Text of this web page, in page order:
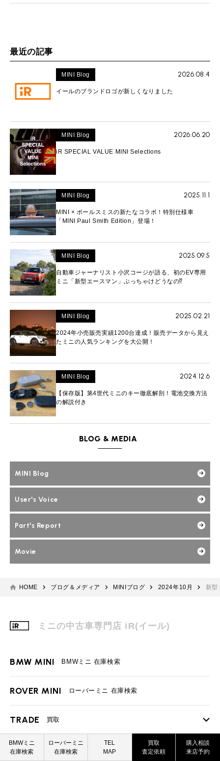
最近の記事
MINI Blog 2026.08.4
イールのブランドロゴが新しくなりました
MINI Blog 2026.06.20
iR SPECIAL VALUE MINI Selections
MINI Blog 2025.11.1
MINI × ポールスミスの新たなコラボ！特別仕様車
「MINI Paul Smith Edition」登場！
MINI Blog 2025.09.5
自動車ジャーナリスト小沢コージが語る、初のEV専用
ミニ「新型エースマン」ぶっちゃけどうなの⁉︎
MINI Blog 2025.02.21
2024年小売販売実績1200台達成！販売データから見え
たミニの人気ランキングを大公開！
MINI Blog 2024.12.6
【保存版】第4世代ミニのキー徹底解剖！電池交換方法
の解説付き
BLOG & MEDIA
MINI Blog
User's Voice
Part's Report
Movie
HOME ブログ＆メディア MINIブログ 2024年10月 新型
ミニの中古車専門店 iR(イール)
BMW MINI BMWミニ 在庫検索
ROVER MINI ローバーミニ 在庫検索
TRADE 買取
TOP
MAINTENANCE メンテナンス
BMWミニ
在庫検索
ローバーミニ
在庫検索
TEL
MAP
買取
査定依頼
購入相談
来店予約
買取査定依頼
ROVER MINI
買取査定依頼